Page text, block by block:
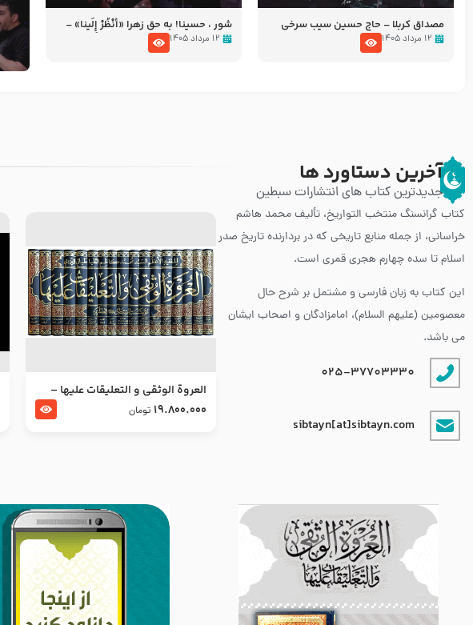
مصداق کربلا – حاج حسین سیب سرخی
۱۲ مرداد ۱۴۰۵
شور ، حسینا! به‌ حق زهرا «أُنْظُرْ إِلَینا» –
عزاداری شب هفتم ماه محرّم 1405
۱۲ مرداد ۱۴۰۵
آخرین دستاورد ها
جدیدترین کتاب های انتشارات سبطین
کتاب گرانسنگ منتخب التواريخ، تألیف محمد هاشم
خراسانی، از جمله منابع تاریخی که در بردارنده تاریخ صدر
اسلام تا سده چهارم هجری قمری است.
این کتاب به زبان فارسی و مشتمل بر شرح حال
معصومین (علیهم السلام)، امامزادگان و اصحاب ایشان
می باشد.
025-37703330
sibtayn[at]sibtayn.com
العروة الوثقى و التعليقات عليها –
طرح جدید
19.800.000 تومان